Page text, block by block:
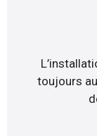
toujours